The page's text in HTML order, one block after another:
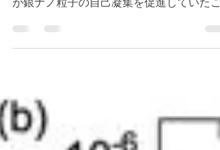
分散安定性に関して調査し、メタノール成
が銀ナノ粒子の自己凝集を促進していたこ
ます。 この記事は下記論文の紹介記事で
す。 論文：...